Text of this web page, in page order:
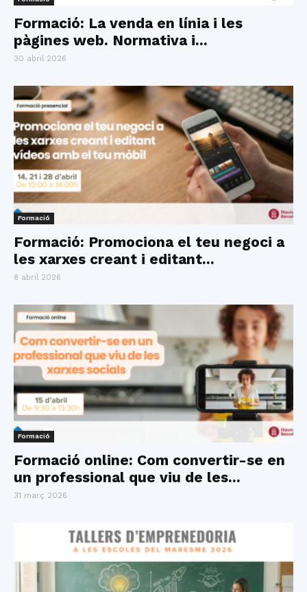
Formació: La venda en línia i les
pàgines web. Normativa i...
30 abril 2026
Formació
Formació: Promociona el teu negoci a
les xarxes creant i editant...
8 abril 2026
Formació
Formació online: Com convertir-se en
un professional que viu de les...
31 març 2026